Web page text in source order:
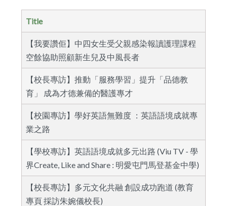
Title
【我要讚佢】中四女生受父親感染報讀護理課程
空餘協助照顧新生兒及中風長者
【校長專訪】推動「服務學習」提升「品德教
育」 成為才德兼備的醫護專才
【校園專訪】學好英語無難度 ：英語語境成就專
業之路
【學校專訪】英語語境成就多元出路 (Viu TV - 學
界Create, Like and Share : 明愛屯門馬登基金中學)
【校長專訪】多元文化共融 創設成功跑道 (教育
專頁 採訪朱婉儀校長)